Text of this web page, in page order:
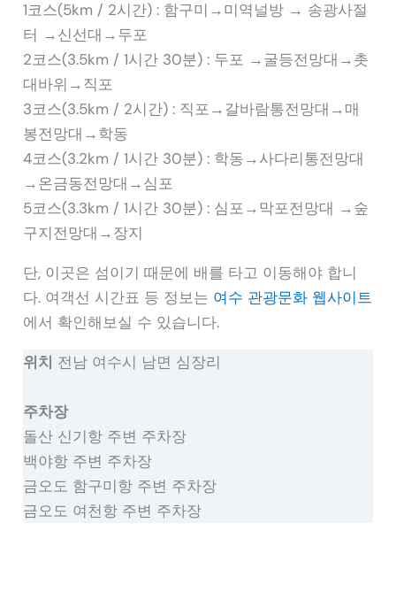
1코스(5km / 2시간) : 함구미→미역널방 → 송광사절
터 →신선대→두포
2코스(3.5km / 1시간 30분) : 두포 →굴등전망대→촛
대바위→직포
3코스(3.5km / 2시간) : 직포→갈바람통전망대→매
봉전망대→학동
4코스(3.2km / 1시간 30분) : 학동→사다리통전망대
→온금동전망대→심포
5코스(3.3km / 1시간 30분) : 심포→막포전망대 →숲
구지전망대→장지
단, 이곳은 섬이기 때문에 배를 타고 이동해야 합니
다. 여객선 시간표 등 정보는 여수 관광문화 웹사이트
에서 확인해보실 수 있습니다.
위치 전남 여수시 남면 심장리
주차장
돌산 신기항 주변 주차장
백야항 주변 주차장
금오도 함구미항 주변 주차장
금오도 여천항 주변 주차장